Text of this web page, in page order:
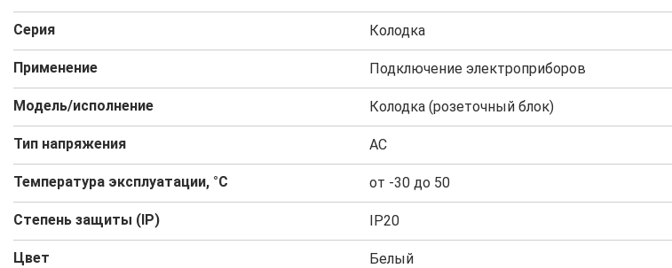
Серия Колодка
Применение Подключение электроприборов
Модель/исполнение Колодка (розеточный блок)
Тип напряжения AC
Температура эксплуатации, °C от -30 до 50
Степень защиты (IP) IP20
Цвет Белый